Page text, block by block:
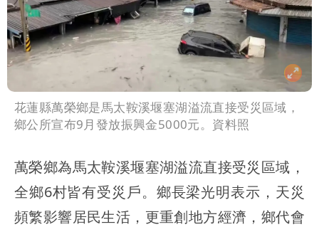
花蓮縣萬榮鄉是馬太鞍溪堰塞湖溢流直接受災區域，
鄉公所宣布9月發放振興金5000元。資料照
萬榮鄉為馬太鞍溪堰塞湖溢流直接受災區域，
全鄉6村皆有受災戶。鄉長梁光明表示，天災
頻繁影響居民生活，更重創地方經濟，鄉代會